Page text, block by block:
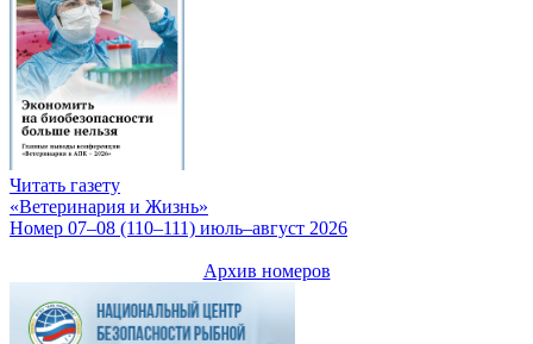
Читать газету
«Ветеринария и Жизнь»
Номер 07–08 (110–111) июль–август 2026
Архив номеров